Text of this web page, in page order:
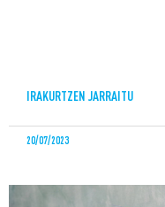
IRAKURTZEN JARRAITU
20/07/2023